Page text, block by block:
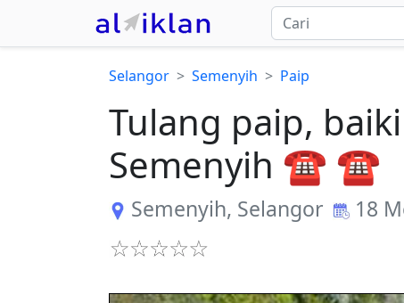
Selangor Semenyih Paip
Tulang paip,
Semenyih ☎️ ☎️
Semenyih, Selangor 18